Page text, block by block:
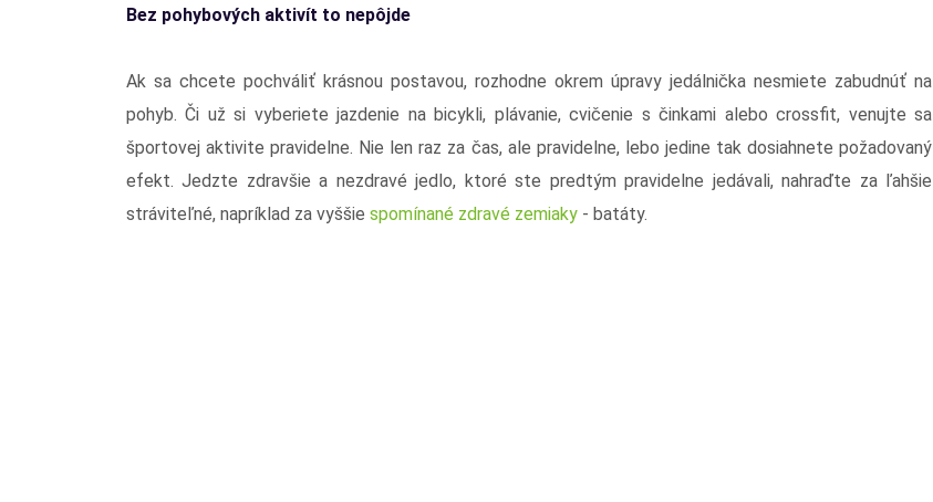
Bez pohybových aktivít to nepôjde
Ak sa chcete pochváliť krásnou postavou, rozhodne okrem úpravy jedálnička nesmiete zabudnúť na
pohyb. Či už si vyberiete jazdenie na bicykli, plávanie, cvičenie s činkami alebo crossfit, venujte sa
športovej aktivite pravidelne. Nie len raz za čas, ale pravidelne, lebo jedine tak dosiahnete požadovaný
efekt. Jedzte zdravšie a nezdravé jedlo, ktoré ste predtým pravidelne jedávali, nahraďte za ľahšie
stráviteľné, napríklad za vyššie spomínané zdravé zemiaky - batáty.